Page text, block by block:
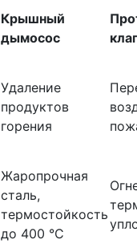
Крышный
дымосос
Удаление
продуктов
горения
Жаропрочная
сталь,
термостойкость
до 400 °C